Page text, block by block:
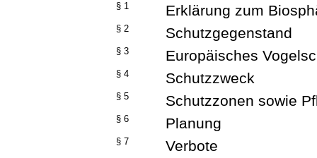
§ 1 Erklärung zum
§ 2 Schutzgegenstand
§ 3 Europäisches
§ 4 Schutzzweck
§ 5 Schutzzonen sowie
§ 6 Planung
§ 7 Verbote